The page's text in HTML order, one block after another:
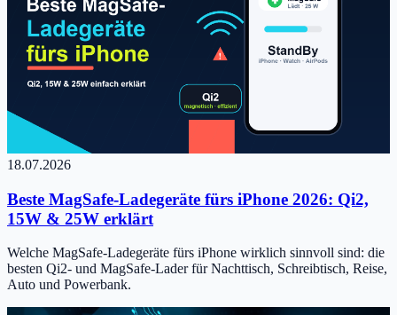
18.07.2026
Beste MagSafe-Ladegeräte fürs iPhone 2026: Qi2,
15W & 25W erklärt
Welche MagSafe-Ladegeräte fürs iPhone wirklich sinnvoll sind: die
besten Qi2- und MagSafe-Lader für Nachttisch, Schreibtisch, Reise,
Auto und Powerbank.